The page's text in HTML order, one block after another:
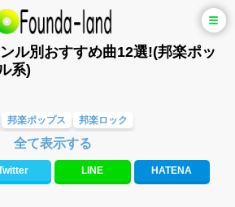
ル別おすすめ曲12選!(邦楽ポッ
系)
邦楽ポップス 邦楽ロック
K-POP(男性・女性)
年邦楽の人気&おすすめ【音楽一覧特集】
全て表示する
LINE HATENA